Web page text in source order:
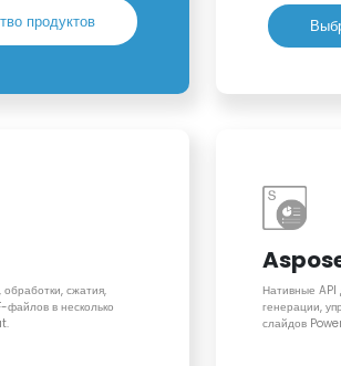
продуктов
сжатия,
файлов в несколько
Нативные
генерации,
слайдов